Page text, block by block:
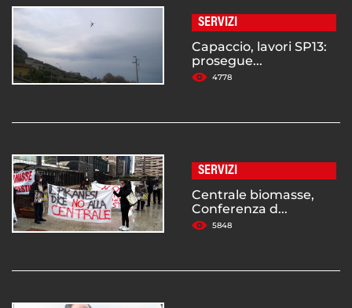
SERVIZI
Capaccio, lavori SP13:
prosegue...
4778
SERVIZI
Centrale biomasse,
Conferenza d...
5848